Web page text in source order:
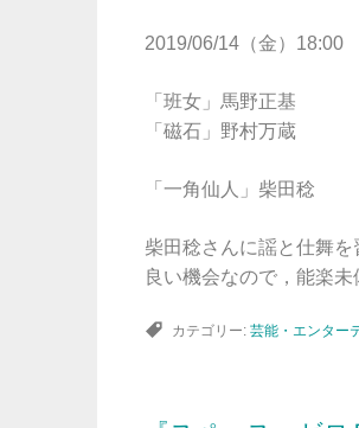
2019/06/14（金）18:00
「班女」馬野正基
「磁石」野村万蔵
「一角仙人」柴田稔
柴田稔さんに謡と仕舞を
良い機会なので，能楽
カテゴリー: 芸能・エンター